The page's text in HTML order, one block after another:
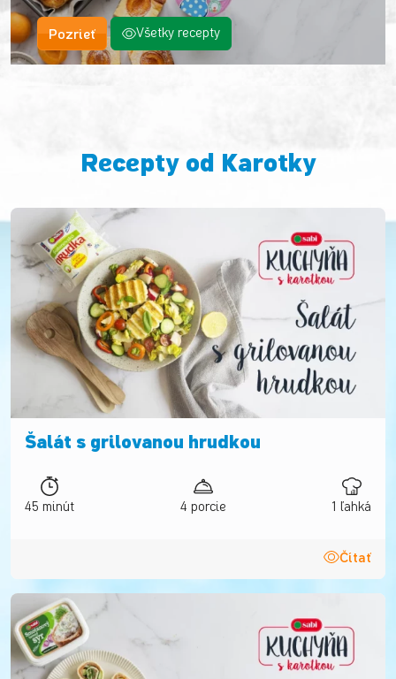
Pozrieť Všetky recepty
Recepty od Karotky
Šalát s grilovanou hrudkou
45 minút 4 porcie 1 ľahká
Čítať